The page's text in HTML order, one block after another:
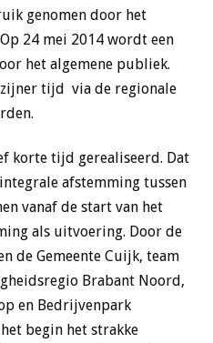
genomen door het
24 mei 2014 wordt een
het algemene publiek.
tijd via de regionale
korte tijd gerealiseerd. Dat
afstemming tussen
vanaf de start van het
als uitvoering. Door de
de Gemeente Cuijk, team
Brabant Noord,
en Bedrijvenpark
begin het strakke